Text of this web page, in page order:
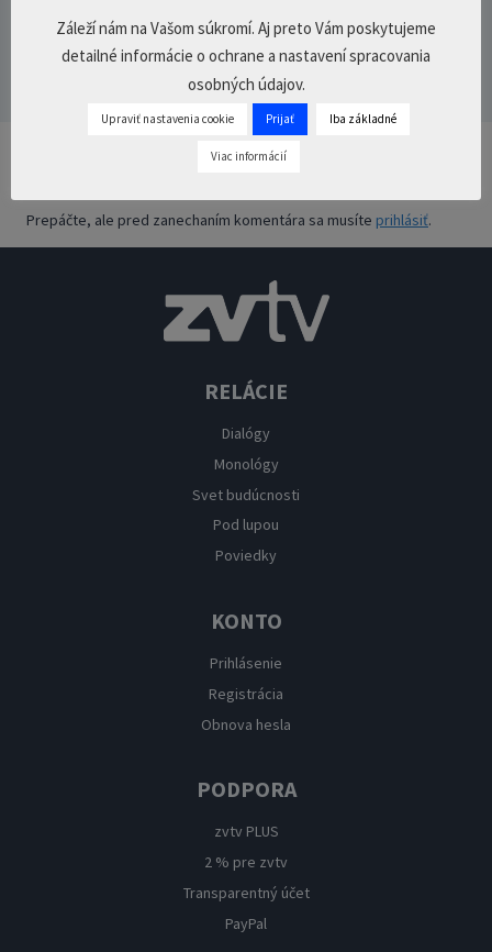
Prepáčte, ale pred zanechaním komentára sa musíte prihlásiť.
RELÁCIE
Dialógy
Monológy
Svet budúcnosti
Pod lupou
Poviedky
KONTO
Prihlásenie
Registrácia
Obnova hesla
PODPORA
zvtv PLUS
2 % pre zvtv
Transparentný účet
PayPal
Záleží nám na Vašom súkromí. Aj preto Vám poskytujeme
detailné informácie o ochrane a nastavení spracovania
osobných údajov.
Upraviť nastavenia cookie Prijať Iba základné
Viac informácií